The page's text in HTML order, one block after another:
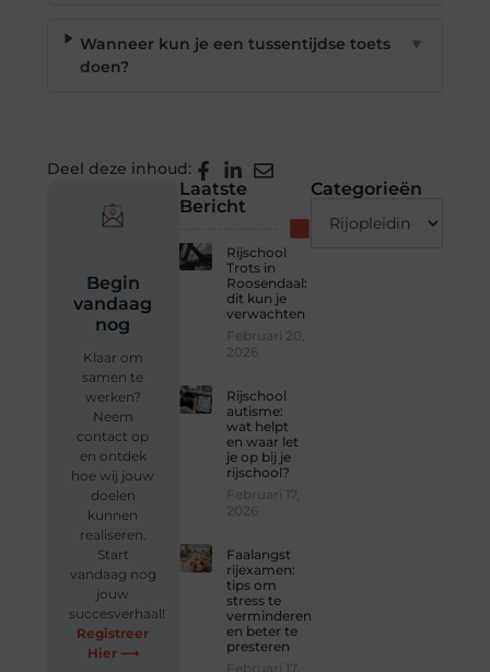
Wanneer kun je een tussentijdse toets
doen?
▼
Deel deze inhoud:
Laatste
Bericht
Rijschool
Trots in
Roosendaal:
dit kun je
verwachten
Rijschool
autisme:
wat helpt
en waar let
je op bij je
rijschool?
Faalangst
rijexamen:
tips om
stress te
verminderen
en beter te
presteren
Categorieën
Begin
vandaag
nog
Klaar om
samen te
werken?
Neem
contact op
en ontdek
hoe wij jouw
doelen
kunnen
realiseren.
Start
vandaag nog
jouw
succesverhaal!
Registreer
Hier ⟶